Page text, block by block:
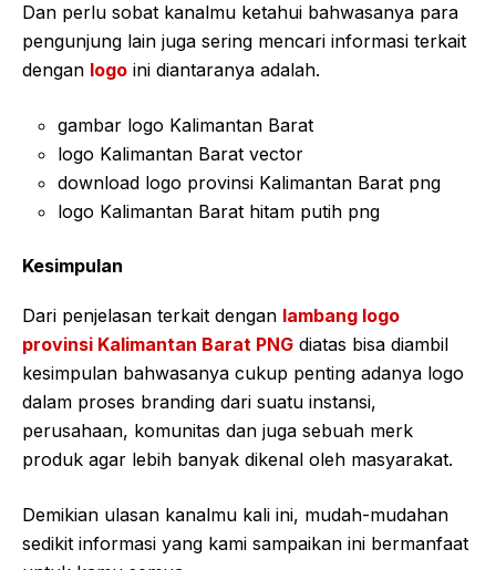
Dan perlu sobat kanalmu ketahui bahwasanya para
pengunjung lain juga sering mencari informasi terkait
dengan logo ini diantaranya adalah.
gambar logo Kalimantan Barat
logo Kalimantan Barat vector
download logo provinsi Kalimantan Barat png
logo Kalimantan Barat hitam putih png
Kesimpulan
Dari penjelasan terkait dengan lambang logo
provinsi Kalimantan Barat PNG diatas bisa diambil
kesimpulan bahwasanya cukup penting adanya logo
dalam proses branding dari suatu instansi,
perusahaan, komunitas dan juga sebuah merk
produk agar lebih banyak dikenal oleh masyarakat.
Demikian ulasan kanalmu kali ini, mudah-mudahan
sedikit informasi yang kami sampaikan ini bermanfaat